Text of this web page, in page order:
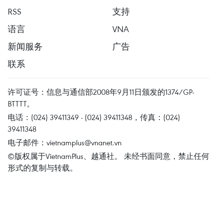
RSS
支持
语言
VNA
新闻服务
广告
联系
许可证号：信息与通信部2008年9月11日颁发的1374/GP-
BTTTT。
电话：(024) 39411349 - (024) 39411348，传真：(024)
39411348
电子邮件： vietnamplus@vnanet.vn
©版权属于VietnamPlus、越通社。 未经书面同意，禁止任何
形式的复制与转载。